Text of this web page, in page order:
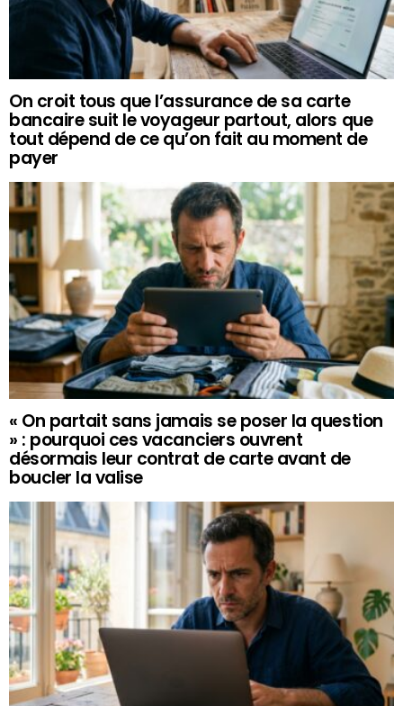
On croit tous que l’assurance de sa carte
bancaire suit le voyageur partout, alors que
tout dépend de ce qu’on fait au moment de
payer
« On partait sans jamais se poser la question
» : pourquoi ces vacanciers ouvrent
désormais leur contrat de carte avant de
boucler la valise